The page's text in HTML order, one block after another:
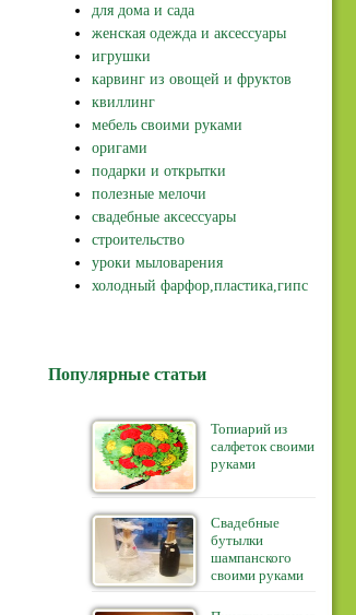
для дома и сада
женская одежда и аксессуары
игрушки
карвинг из овощей и фруктов
квиллинг
мебель своими руками
оригами
подарки и открытки
полезные мелочи
свадебные аксессуары
строительство
уроки мыловарения
холодный фарфор,пластика,гипс
Популярные статьи
Топиарий из
салфеток своими
руками
Свадебные
бутылки
шампанского
своими руками